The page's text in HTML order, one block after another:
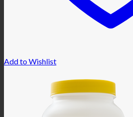
Add to Wishlist